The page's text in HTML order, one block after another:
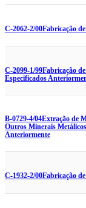
C-2062-2/00Fabricação
C-2099-1/99Fabricação
Especificados
B-0729-4/04Extração de
Outros Minerais
Anteriormente
C-1932-2/00Fabricação